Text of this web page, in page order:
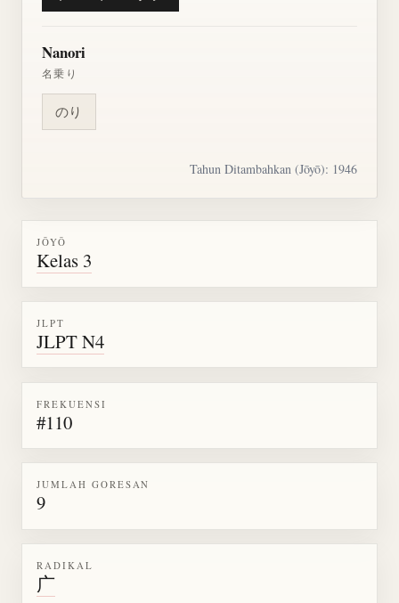
Nanori
名乗り
のり
Tahun Ditambahkan (Jōyō): 1946
JŌYŌ
Kelas 3
JLPT
JLPT N4
FREKUENSI
#110
JUMLAH GORESAN
9
RADIKAL
广